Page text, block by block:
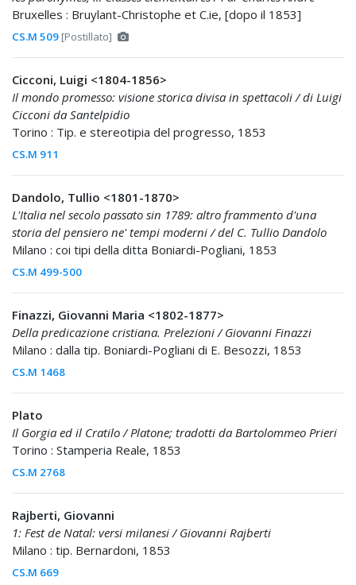
Bruxelles : Bruylant-Christophe et C.ie, [dopo il 1853]
CS.M 509 [Postillato]
Cicconi, Luigi <1804-1856>
Il mondo promesso: visione storica divisa in spettacoli / di Luigi
Cicconi da Santelpidio
Torino : Tip. e stereotipia del progresso, 1853
CS.M 911
Dandolo, Tullio <1801-1870>
L'Italia nel secolo passato sin 1789: altro frammento d'una
storia del pensiero ne' tempi moderni / del C. Tullio Dandolo
Milano : coi tipi della ditta Boniardi-Pogliani, 1853
CS.M 499-500
Finazzi, Giovanni Maria <1802-1877>
Della predicazione cristiana. Prelezioni / Giovanni Finazzi
Milano : dalla tip. Boniardi-Pogliani di E. Besozzi, 1853
CS.M 1468
Plato
Il Gorgia ed il Cratilo / Platone; tradotti da Bartolommeo Prieri
Torino : Stamperia Reale, 1853
CS.M 2768
Rajberti, Giovanni
1: Fest de Natal: versi milanesi / Giovanni Rajberti
Milano : tip. Bernardoni, 1853
CS.M 669